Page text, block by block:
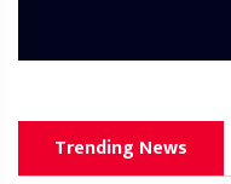
Trending News